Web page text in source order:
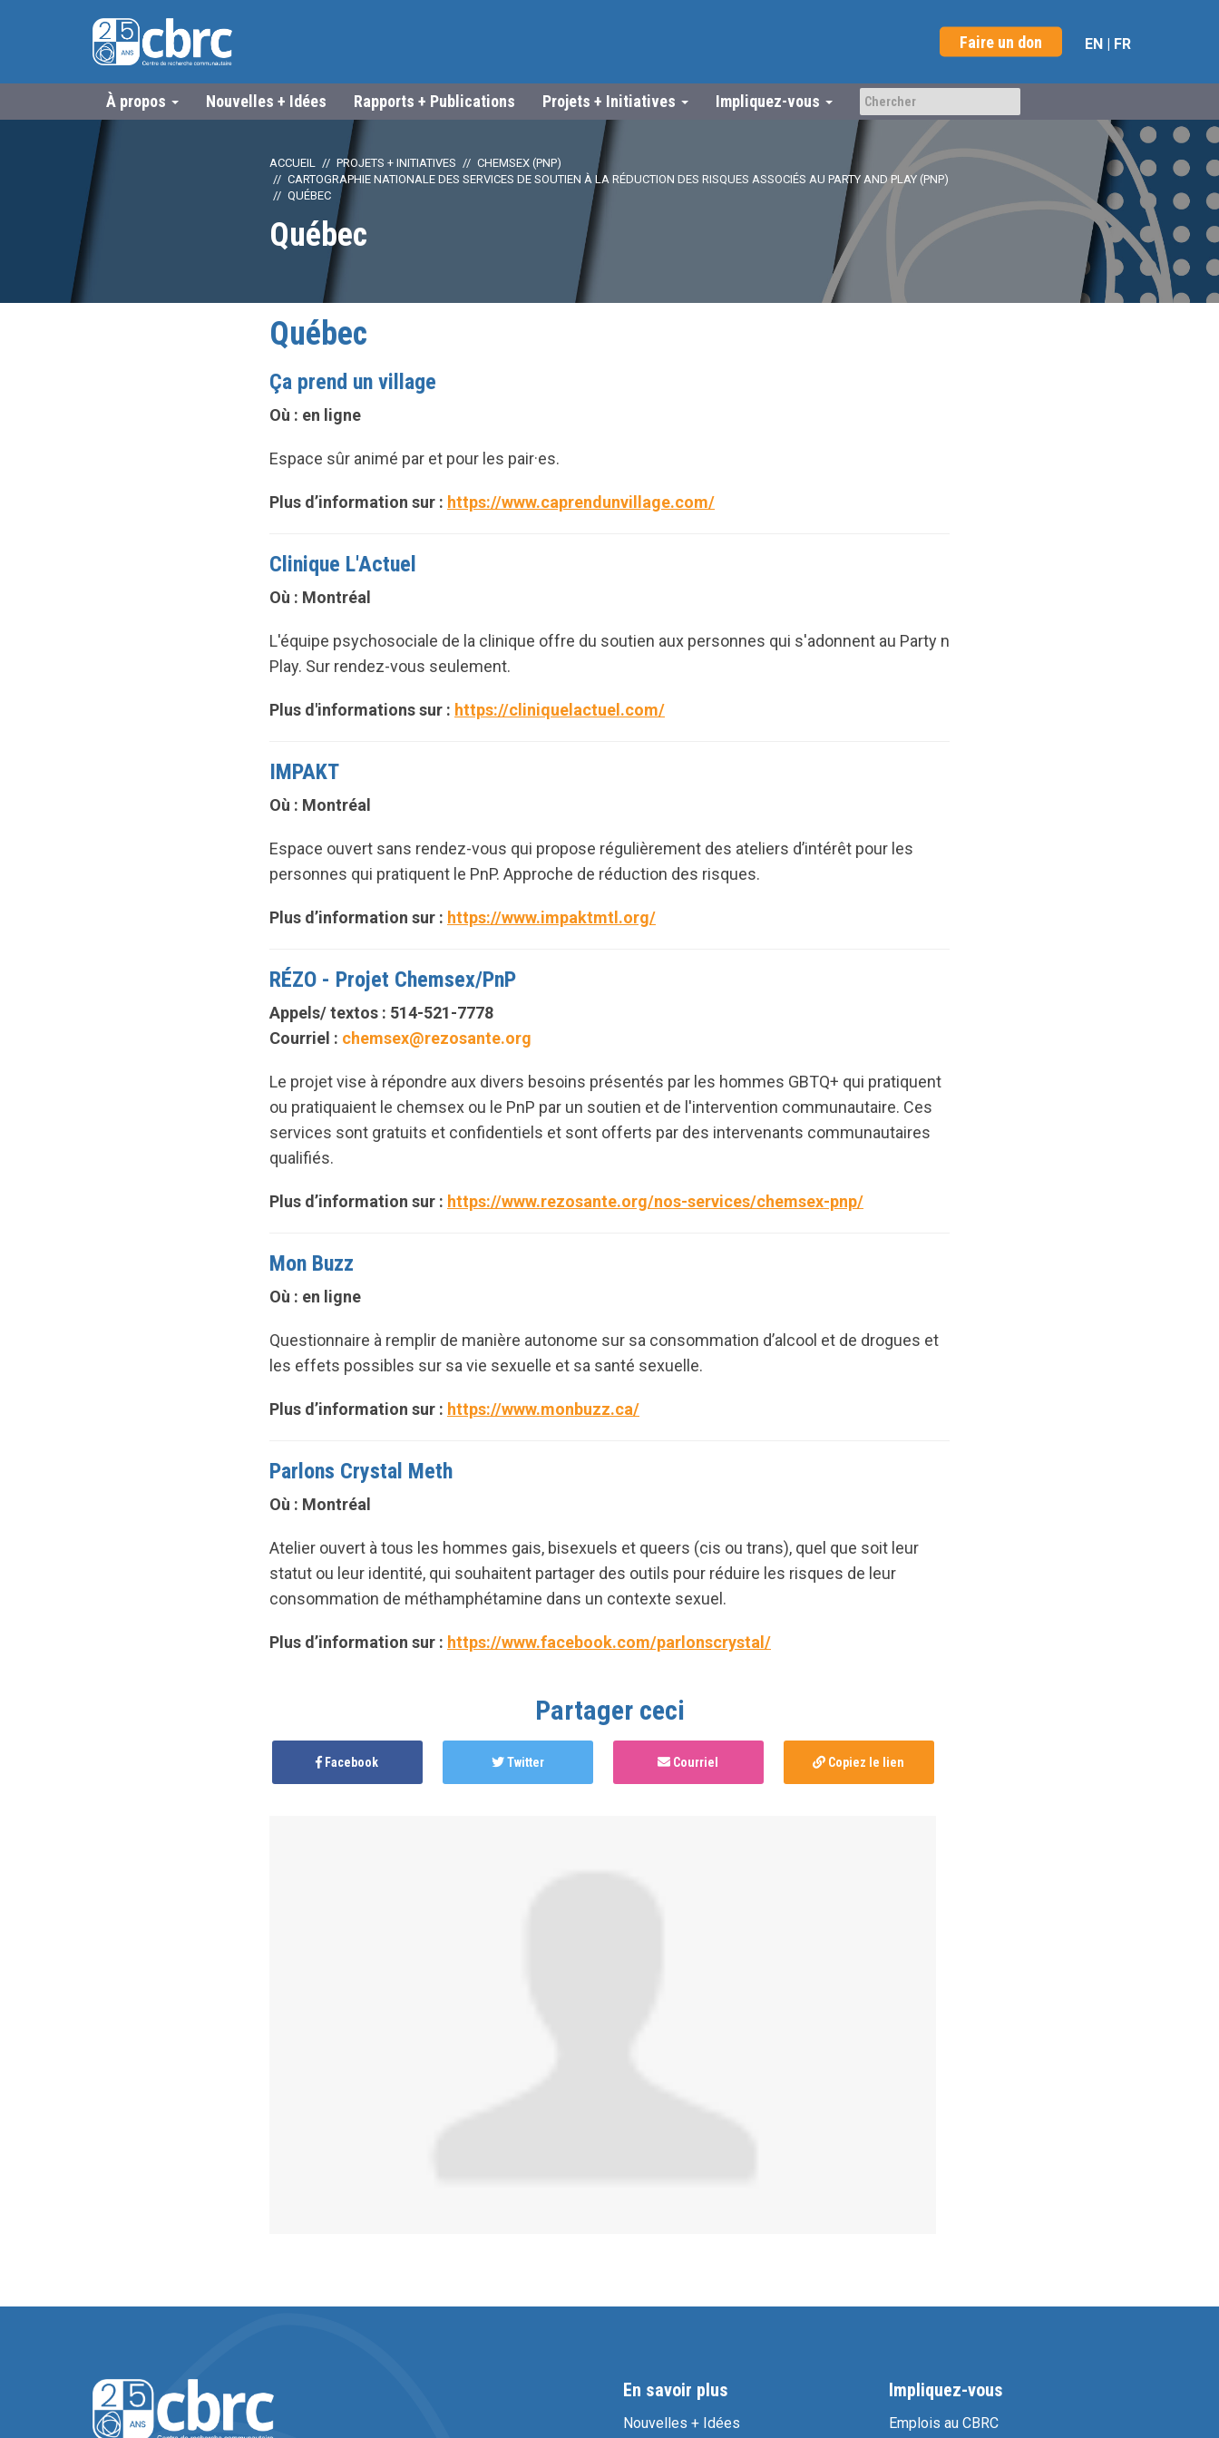
Faire un don EN | FR
À propos Nouvelles + Idées Rapports + Publications Projets + Initiatives Impliquez-vous
ACCUEIL PROJETS + INITIATIVES
CHEMSEX (PNP)
CARTOGRAPHIE NATIONALE DES SERVICES DE SOUTIEN À LA RÉDUCTION DES RISQUES ASSOCIÉS AU PARTY AND PLAY (PNP)
QUÉBEC
Québec
Québec
Ça prend un village
Où : en ligne
Espace sûr animé par et pour les pair·es.
Plus d’information sur : https://www.caprendunvillage.com/
Clinique L'Actuel
Où : Montréal
L'équipe psychosociale de la clinique offre du soutien aux personnes qui s'adonnent au Party n
Play. Sur rendez-vous seulement.
Plus d'informations sur : https://cliniquelactuel.com/
IMPAKT
Où : Montréal
Espace ouvert sans rendez-vous qui propose régulièrement des ateliers d’intérêt pour les
personnes qui pratiquent le PnP. Approche de réduction des risques.
Plus d’information sur : https://www.impaktmtl.org/
RÉZO - Projet Chemsex/PnP
Appels/ textos : 514-521-7778
Courriel : chemsex@rezosante.org
Le projet vise à répondre aux divers besoins présentés par les hommes GBTQ+ qui pratiquent
ou pratiquaient le chemsex ou le PnP par un soutien et de l'intervention communautaire. Ces
services sont gratuits et confidentiels et sont offerts par des intervenants communautaires
qualifiés.
Plus d’information sur : https://www.rezosante.org/nos-services/chemsex-pnp/
Mon Buzz
Où : en ligne
Questionnaire à remplir de manière autonome sur sa consommation d’alcool et de drogues et
les effets possibles sur sa vie sexuelle et sa santé sexuelle.
Plus d’information sur : https://www.monbuzz.ca/
Parlons Crystal Meth
Où : Montréal
Atelier ouvert à tous les hommes gais, bisexuels et queers (cis ou trans), quel que soit leur
statut ou leur identité, qui souhaitent partager des outils pour réduire les risques de leur
consommation de méthamphétamine dans un contexte sexuel.
Plus d’information sur : https://www.facebook.com/parlonscrystal/
Partager ceci
Facebook Twitter Courriel Copiez le lien
En savoir plus
Nouvelles + Idées
Impliquez-vous
Emplois au CBRC